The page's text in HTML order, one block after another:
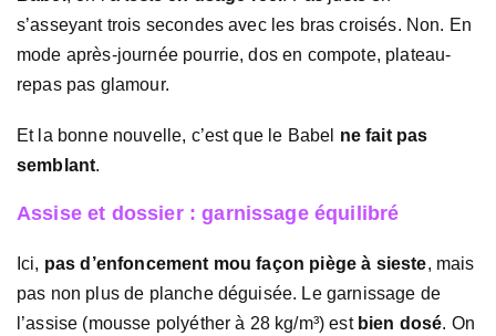
s’asseyant trois secondes avec les bras croisés. Non. En
mode après-journée pourrie, dos en compote, plateau-
repas pas glamour.
Et la bonne nouvelle, c’est que le Babel ne fait pas
semblant.
Assise et dossier : garnissage équilibré
Ici, pas d’enfoncement mou façon piège à sieste, mais
pas non plus de planche déguisée. Le garnissage de
l’assise (mousse polyéther à 28 kg/m³) est bien dosé. On